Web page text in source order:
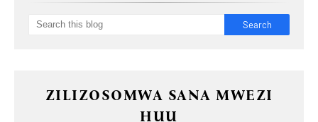
ZILIZOSOMWA SANA MWEZI
HUU